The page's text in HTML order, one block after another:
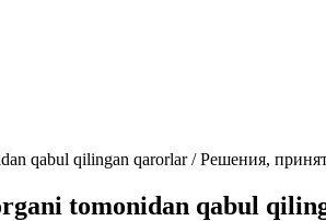
qabul qilingan qarorlar / Решения,
tomonidan qabul